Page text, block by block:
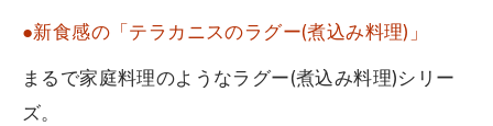
●新食感の「テラカニスのラグー(煮込み料理)」
まるで家庭料理のようなラグー(煮込み料理)シリー
ズ。